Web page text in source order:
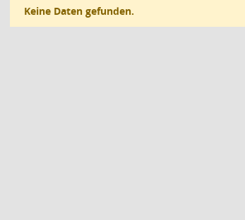
Keine Daten gefunden.